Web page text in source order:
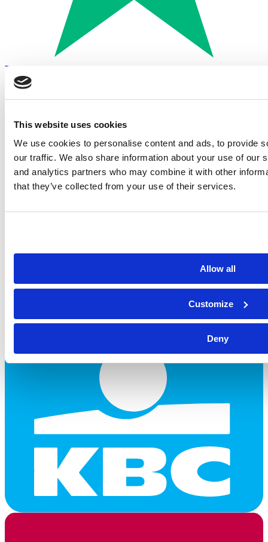
This website uses cookies
We use cookies to personalise content and ads, to provide
our traffic. We also share information about your use of our
and analytics partners who may combine it with other
that they’ve collected from your use of their services.
Allow all
Customize
Deny
Trustpilot
Betalen met: